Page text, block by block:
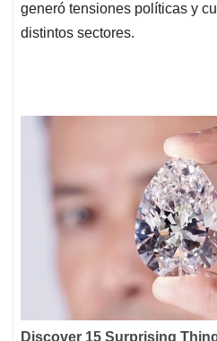
generó tensiones políticas y
distintos sectores.